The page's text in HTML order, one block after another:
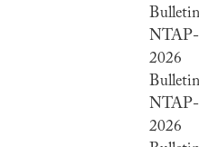
NTAP-
2026
NTAP-
2026